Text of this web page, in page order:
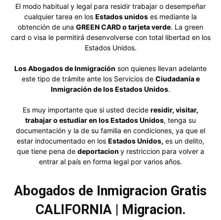
El modo habitual y legal para residir trabajar o desempeñar
cualquier tarea en los Estados unidos es mediante la
obtención de una GREEN CARD o tarjeta verde. La green
card o visa le permitirá desenvolverse con total libertad en los
Estados Unidos.
Los Abogados de Inmigración son quienes llevan adelante
este tipo de trámite ante los Servicios de Ciudadanía e
Inmigración de los Estados Unidos.
Es muy importante que si usted decide residir, visitar,
trabajar o estudiar en los Estados Unidos, tenga su
documentación y la de su familia en condiciones, ya que el
estar indocumentado en los Estados Unidos, es un delito,
que tiene pena de deportacion y restriccion para volver a
entrar al país en forma legal por varios años.
Abogados de Inmigracion Gratis
CALIFORNIA | Migracion.